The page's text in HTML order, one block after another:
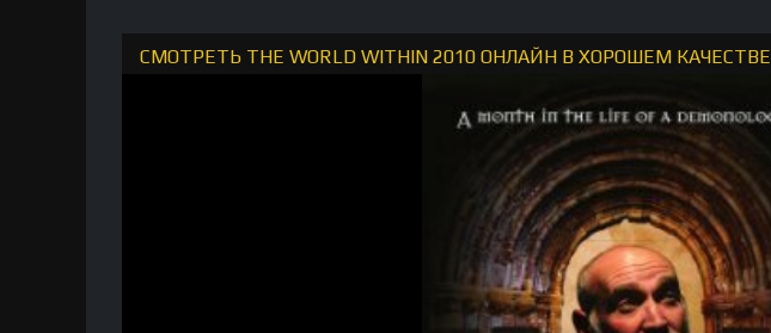
СМОТРЕТЬ THE WORLD WITHIN 2010 ОНЛАЙН В ХОРОШЕМ КАЧЕСТВЕ